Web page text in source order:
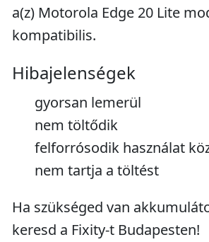
a(z) Motorola Edge 20 Lite
kompatibilis.
Hibajelenségek
gyorsan lemerül
nem töltődik
felforrósodik használat
nem tartja a töltést
Ha szükséged van
keresd a Fixity-t Budapesten!